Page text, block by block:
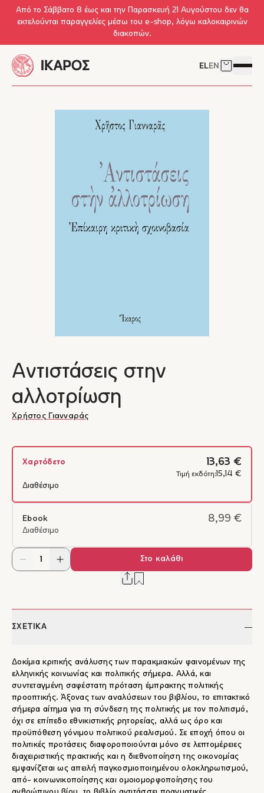
Skip to main content
Από το Σάββατο 8 έως και την Παρασκευή 21 Αυγούστου δεν θα
εκτελούνται παραγγελίες μέσω του e-shop, λόγω καλοκαιρινών
διακοπών.
ELEN Δείτε το
Αντιστάσεις στην
αλλοτρίωση
Χρήστος Γιανναράς
Χαρτόδετο 13,63 €
Τιμή εκδότη: 15,14 €
Διαθέσιμο
Ebook 8,99 €
Διαθέσιμο
Στο καλάθι
ΣΧΕΤΙΚΑ
Δοκίμια κριτικής ανάλυσης των παρακμιακών φαινομένων της
ελληνικής κοινωνίας και πολιτικής σήμερα. Αλλά, και
συντεταγμένη σαφέστατη πρόταση έμπρακτης πολιτικής
προοπτικής. Άξονας των αναλύσεων του βιβλίου, το επιτακτικό
σήμερα αίτημα για τη σύνδεση της πολιτικής με τον πολιτισμό,
όχι σε επίπεδο εθνικιστικής ρητορείας, αλλά ως όρο και
προϋπόθεση γόνιμου πολιτικού ρεαλισμού. Σε εποχή όπου οι
πολιτικές προτάσεις διαφοροποιούνται μόνο σε λεπτομέρειες
διαχειριστικής πρακτικής και η διεθνοποίηση της οικονομίας
εμφανίζεται ως απειλή παγκοσμιοποιημένου ολοκληρωτισμού,
από- κοινωνικοποίησης και ομοιομορφοποίησης του